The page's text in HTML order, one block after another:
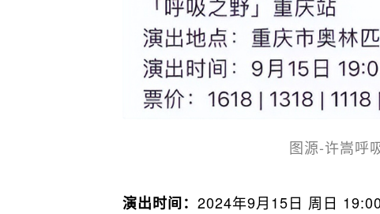
图源-许嵩呼
演出时间： 2024年9月15日 周日